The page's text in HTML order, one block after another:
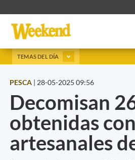
TEMAS DEL DÍA
PESCA | 28-05-2025 09:56
Decomisan
obtenidas
artesanales